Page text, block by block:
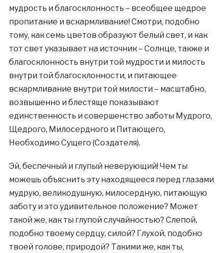
мудрость и благосклонность – всеобщее щедрое
пропитание и вскармливание! Смотри, подобно
тому, как семь цветов образуют белый свет, и как
тот свет указывает на источник – Солнце, также и
благосклонность внутри той мудрости и милость
внутри той благосклонности, и питающее
вскармливание внутри той милости – масштабно,
возвышенно и блестяще показывают
единственность и совершенство заботы Мудрого,
Щедрого, Милосердного и Питающего,
Необходимо Сущего (Создателя).
Эй, беспечный и глупый неверующий! Чем ты
можешь объяснить эту находящееся перед глазами
мудрую, великодушную, милосердную, питающую
заботу и это удивительное положение? Может
такой же, как ты глупой случайностью? Слепой,
подобно твоему сердцу, силой? Глухой, подобно
твоей голове, природой? Такими же, как ты,